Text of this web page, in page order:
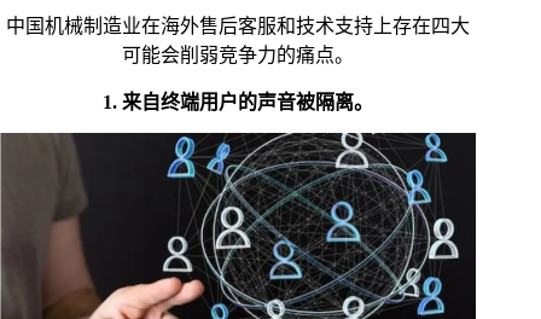
中国机械制造业在海外售后客服和技术支持上存在四大
可能会削弱竞争力的痛点。
1. 来自终端用户的声音被隔离。